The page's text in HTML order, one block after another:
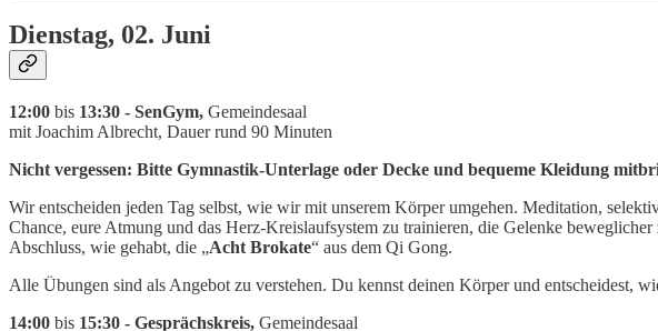
Dienstag, 02. Juni
12:00 bis 13:30 - SenGym, Gemeindesaal
mit Joachim Albrecht, Dauer rund 90 Minuten
Nicht vergessen: Bitte Gymnastik-Unterlage oder Decke und bequeme Kleidung
Wir entscheiden jeden Tag selbst, wie wir mit unserem Körper umgehen. Meditation,
Chance, eure Atmung und das Herz-Kreislaufsystem zu trainieren, die Gelenke
Abschluss, wie gehabt, die „Acht Brokate“ aus dem Qi Gong.
Alle Übungen sind als Angebot zu verstehen. Du kennst deinen Körper und entscheidest,
14:00 bis 15:30 - Gesprächskreis, Gemeindesaal